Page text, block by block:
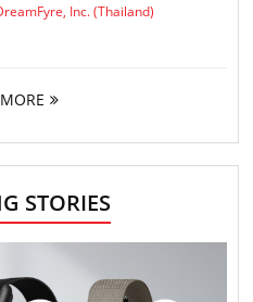
Inc. (Thailand)
STORIES